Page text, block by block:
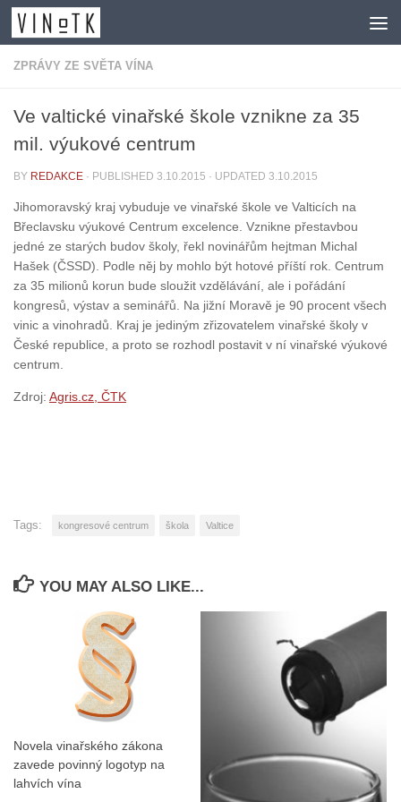
Skip to content
ZPRÁVY ZE SVĚTA VÍNA
Ve valtické vinařské škole vznikne za 35
mil. výukové centrum
BY REDAKCE · PUBLISHED 3.10.2015 · UPDATED 3.10.2015
Jihomoravský kraj vybuduje ve vinařské škole ve Valticích na
Břeclavsku výukové Centrum excelence. Vznikne přestavbou
jedné ze starých budov školy, řekl novinářům hejtman Michal
Hašek (ČSSD). Podle něj by mohlo být hotové příští rok. Centrum
za 35 milionů korun bude sloužit vzdělávání, ale i pořádání
kongresů, výstav a seminářů. Na jižní Moravě je 90 procent všech
vinic a vinohradů. Kraj je jediným zřizovatelem vinařské školy v
České republice, a proto se rozhodl postavit v ní vinařské výukové
centrum.
Zdroj: Agris.cz, ČTK
Tags: kongresové centrum škola Valtice
YOU MAY ALSO LIKE...
Novela vinařského zákona
zavede povinný logotyp na
lahvích vína